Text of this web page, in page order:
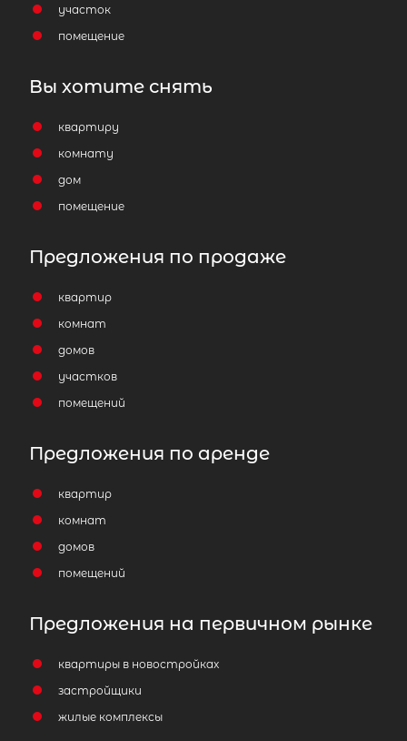
участок
помещение
Вы хотите снять
квартиру
комнату
дом
помещение
Предложения по продаже
квартир
комнат
домов
участков
помещений
Предложения по аренде
квартир
комнат
домов
помещений
Предложения на первичном рынке
квартиры в новостройках
застройщики
жилые комплексы